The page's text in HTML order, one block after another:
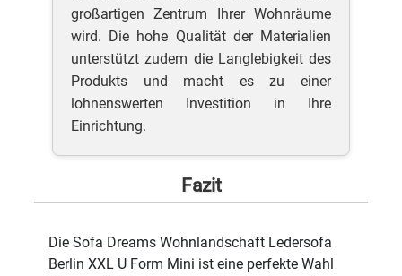
großartigen Zentrum Ihrer Wohnräume
wird. Die hohe Qualität der Materialien
unterstützt zudem die Langlebigkeit des
Produkts und macht es zu einer
lohnenswerten Investition in Ihre
Einrichtung.
Fazit
Die Sofa Dreams Wohnlandschaft Ledersofa
Berlin XXL U Form Mini ist eine perfekte Wahl